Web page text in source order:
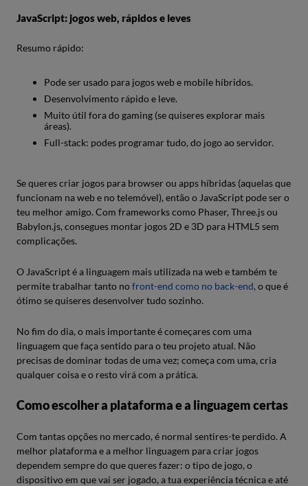
JavaScript: jogos web, rápidos e leves
Resumo rápido:
Pode ser usado para jogos web e mobile híbridos.
Desenvolvimento rápido e leve.
Muito útil fora do gaming (se quiseres explorar mais
áreas).
Full-stack: podes programar tudo, do jogo ao servidor.
Se queres criar jogos para browser ou apps híbridas (aquelas que
funcionam na web e no telemóvel), então o JavaScript pode ser o
teu melhor amigo. Com frameworks como Phaser, Three.js ou
Babylon.js, consegues montar jogos 2D e 3D para HTML5 sem
complicações.
O JavaScript é a linguagem mais utilizada na web e também te
permite trabalhar tanto nofront-end como no back-end, o que é
ótimo se quiseres desenvolver tudo sozinho.
No fim do dia, o mais importante é começares com uma
linguagem que faça sentido para o teu projeto atual. Não
precisas de dominar todas de uma vez; começa com uma, cria
qualquer coisa e o resto virá com a prática.
Como escolher a plataforma e a linguagem certas
Com tantas opções no mercado, é normal sentires-te perdido. A
melhor plataforma e a melhor linguagem para criar jogos
dependem sempre do que queres fazer: o tipo de jogo, o
dispositivo em que vai ser jogado, a tua experiência técnica e até